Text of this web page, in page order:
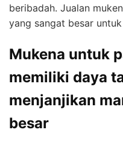
beribadah. Jualan
yang sangat besar
Mukena untuk
memiliki daya
menjanjikan
besar